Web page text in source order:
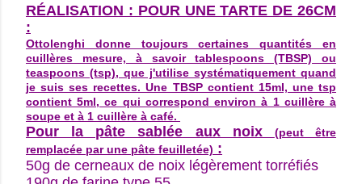
RÉALISATION : POUR UNE TARTE DE 26CM
:
Ottolenghi donne toujours certaines quantités en
cuillères mesure, à savoir tablespoons (TBSP) ou
teaspoons (tsp), que j'utilise systématiquement quand
je suis ses recettes. Une TBSP contient 15ml, une tsp
contient 5ml, ce qui correspond environ à 1 cuillère à
soupe et à 1 cuillère à café.
Pour la pâte sablée aux noix
(peut être
remplacée par une pâte feuilletée) :
50g de cerneaux de noix légèrement torréfiés